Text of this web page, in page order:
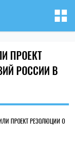
ПРОЕКТ
РОССИИ В
ПРОЕКТ РЕЗОЛЮЦИИ О